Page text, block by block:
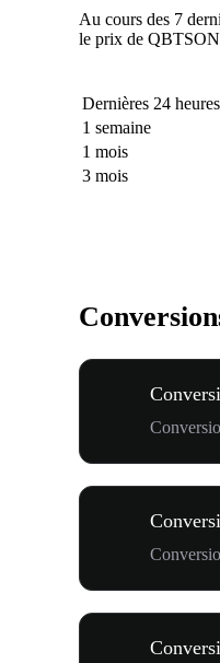
Au cours des 7
le prix de QBTSON
Dernières 24 heures
1 semaine
1 mois
3 mois